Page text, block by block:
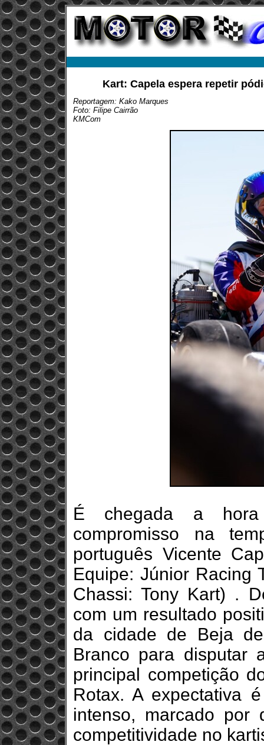
Kart: Capela espera repetir
Reportagem: Kako Marques
Foto: Filipe Cairrão
KMCom
É chegada a
compromisso na
português Vicente
Equipe: Júnior Racing
Chassi: Tony Kart) .
com um resultado
da cidade de Beja
Branco para disputar
principal competição
Rotax. A expectativa
intenso, marcado por
competitividade no